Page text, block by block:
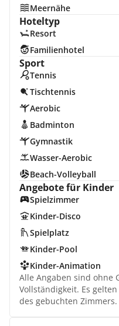
Meernähe
Hoteltyp
Resort
Familienhotel
Sport
Tennis
Tischtennis
Aerobic
Badminton
Gymnastik
Wasser-Aerobic
Beach-Volleyball
Angebote für Kinder
Spielzimmer
Kinder-Disco
Spielplatz
Kinder-Pool
Kinder-Animation
Alle Angaben sind ohne
Vollständigkeit. Es
des gebuchten Zimmers.